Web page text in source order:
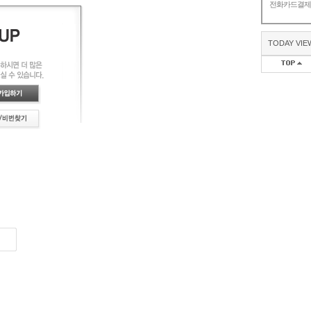
전화카드결제
TODAY